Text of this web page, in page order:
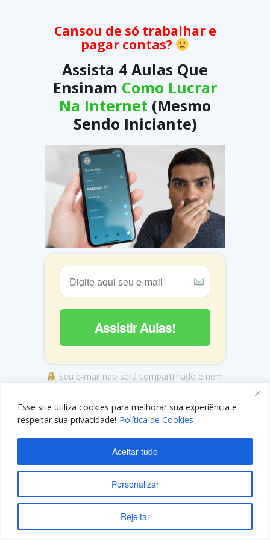
Esse site utiliza cookies para melhorar sua experiência e
respeitar sua privacidade! Política de Cookies
Personalizar
Rejeitar
Aceitar tudo
Cansou de só trabalhar e
pagar contas?
Assista 4 Aulas Que
Ensinam Como Lucrar
Na Internet (Mesmo
Sendo Iniciante)
Assistir Aulas!
Seu e-mail não será compartilhado e nem
|Políticas de Privacidade
Espere aí! ;-)
Vai desistir de receber as minhas aulas
ensinando como ganhar dinheiro na internet?
Clique no "X" e siga as instruções para aprender
a ganhar dinheiro na internet.